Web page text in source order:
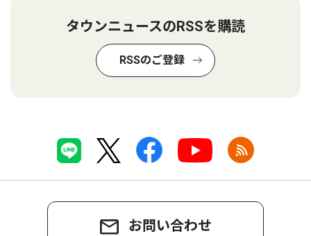
タウンニュースのRSSを購読
RSSのご登録
お問い合わせ